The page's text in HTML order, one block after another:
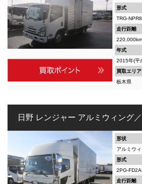
形式
TRG-
走行距離
220,000km
年式
2015年(平
買取エリア
栃木県
日野 レンジャー アルミウィング
形状
アルミウ
形式
2PG-
走行距離